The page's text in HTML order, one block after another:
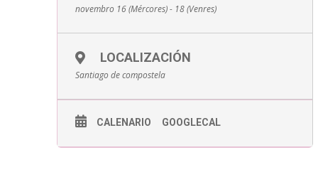
novembro 16 (Mércores) - 18 (Venres)
LOCALIZACIÓN
Santiago de compostela
CALENARIO GOOGLECAL